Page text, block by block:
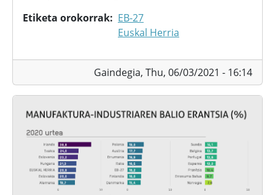
Etiketa orokorrak
EB-27
Euskal Herria
Gaindegia, Thu, 06/03/2021 - 16:14